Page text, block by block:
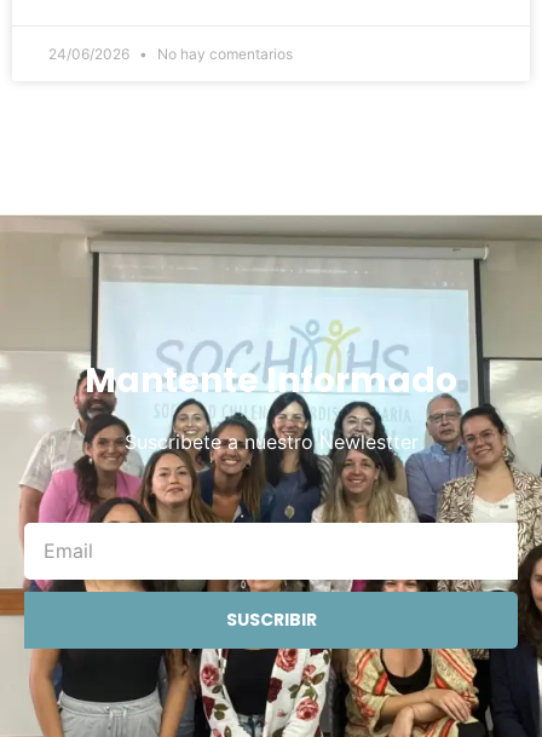
24/06/2026 No hay comentarios
Mantente Informado
Suscribete a nuestro Newlestter
SUSCRIBIR